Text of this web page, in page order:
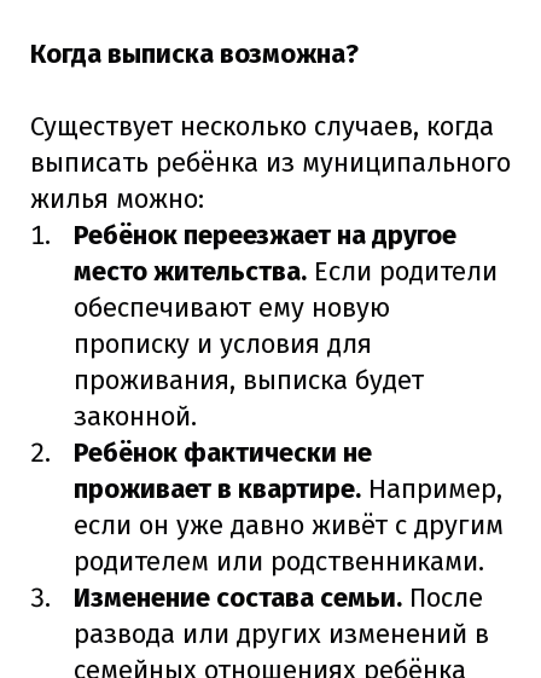
Когда выписка возможна?
Существует несколько случаев, когда
выписать ребёнка из муниципального
жилья можно:
Ребёнок переезжает на другое
место жительства. Если родители
обеспечивают ему новую
прописку и условия для
проживания, выписка будет
законной.
Ребёнок фактически не
проживает в квартире. Например,
если он уже давно живёт с другим
родителем или родственниками.
Изменение состава семьи. После
развода или других изменений в
семейных отношениях ребёнка